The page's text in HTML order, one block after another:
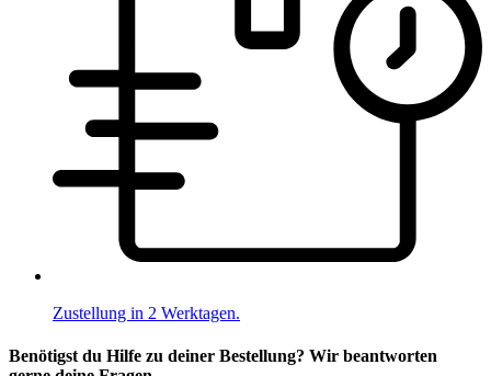
Zustellung in 2 Werktagen.
Benötigst du Hilfe zu deiner Bestellung? Wir beantworten